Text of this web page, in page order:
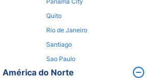
Quito
Rio de Janeiro
Santiago
Sao Paulo
América do Norte